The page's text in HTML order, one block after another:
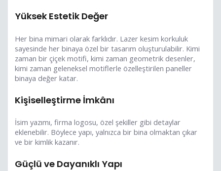
Yüksek Estetik Değer
Her bina mimari olarak farklıdır. Lazer kesim korkuluk
sayesinde her binaya özel bir tasarım oluşturulabilir. Kimi
zaman bir çiçek motifi, kimi zaman geometrik desenler,
kimi zaman geleneksel motiflerle özelleştirilen paneller
binaya değer katar.
Kişiselleştirme İmkânı
İsim yazımı, firma logosu, özel şekiller gibi detaylar
eklenebilir. Böylece yapı, yalnızca bir bina olmaktan çıkar
ve bir kimlik kazanır.
Güçlü ve Dayanıklı Yapı